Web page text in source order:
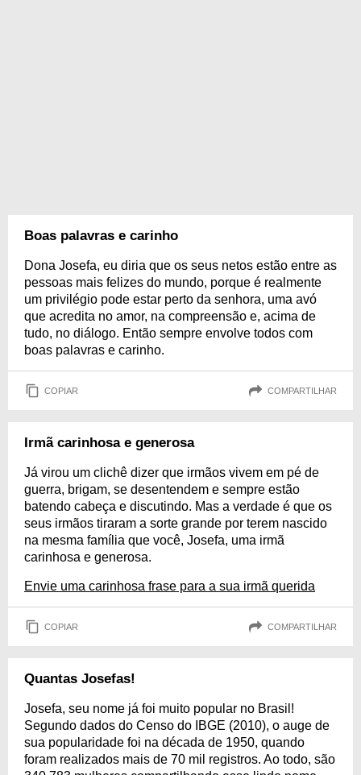
Boas palavras e carinho
Dona Josefa, eu diria que os seus netos estão entre as
pessoas mais felizes do mundo, porque é realmente
um privilégio pode estar perto da senhora, uma avó
que acredita no amor, na compreensão e, acima de
tudo, no diálogo. Então sempre envolve todos com
boas palavras e carinho.
COPIAR COMPARTILHAR
Irmã carinhosa e generosa
Já virou um clichê dizer que irmãos vivem em pé de
guerra, brigam, se desentendem e sempre estão
batendo cabeça e discutindo. Mas a verdade é que os
seus irmãos tiraram a sorte grande por terem nascido
na mesma família que você, Josefa, uma irmã
carinhosa e generosa.
Envie uma carinhosa frase para a sua irmã querida
COPIAR COMPARTILHAR
Quantas Josefas!
Josefa, seu nome já foi muito popular no Brasil!
Segundo dados do Censo do IBGE (2010), o auge de
sua popularidade foi na década de 1950, quando
foram realizados mais de 70 mil registros. Ao todo, são